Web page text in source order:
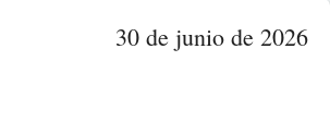
30 de junio de 2026